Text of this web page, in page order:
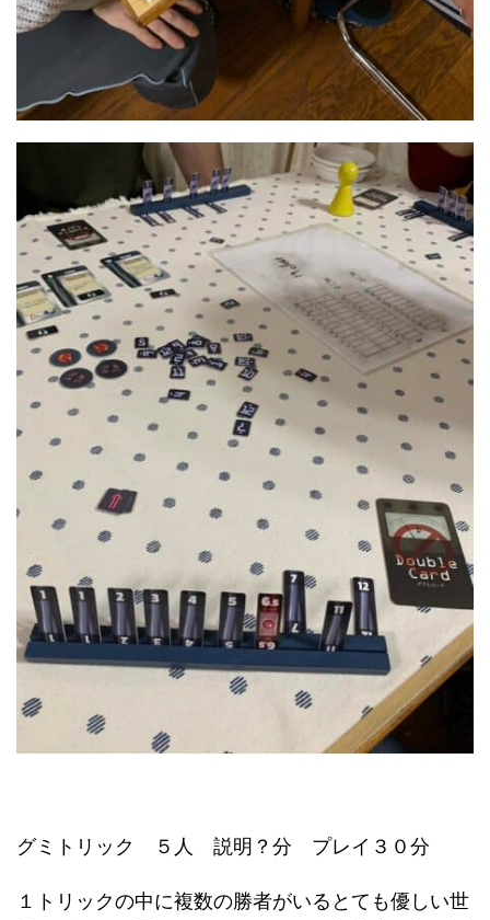
グミトリック ５人 説明？分 プレイ３０分
１トリックの中に複数の勝者がいるとても優しい世